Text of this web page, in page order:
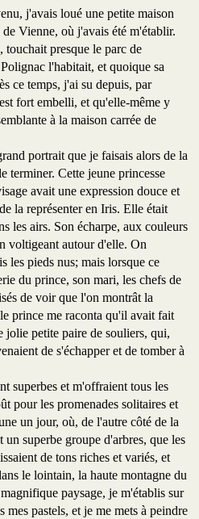
j'avais loué une petite maison
Vienne, où j'avais été m'établir.
presque le parc de
l'habitait, et quoique sa
ce temps, j'ai su depuis, par
fort embelli, et qu'elle-même y
à la maison carrée de
portrait que je faisais alors de la
terminer. Cette jeune princesse
avait une expression douce et
la représenter en Iris. Elle était
les airs. Son écharpe, aux couleurs
voltigeant autour d'elle. On
les pieds nus; mais lorsque ce
du prince, son mari, les chefs de
de voir que l'on montrât la
prince me raconta qu'il avait fait
jolie petite paire de souliers, qui,
de s'échapper et de tomber à
et m'offraient tous les
pour les promenades solitaires et
un jour, où, de l'autre côté de la
superbe groupe d'arbres, que les
de tons riches et variés, et
le lointain, la haute montagne du
paysage, je m'établis sur
pastels, et je me mets à peindre